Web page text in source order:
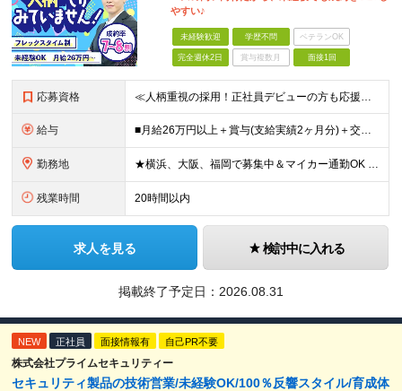
やすい♪
未経験歓迎 学歴不問 ベテランOK
完全週休2日 賞与複数月 面接1回
応募資格 ≪人柄重視の採用！正社員デビューの方も応援◎≫ ★フリーターの方、転職回数なども一切不問 ■未経験OK ■学歴不問 ■普通自動車免許をお持ちの方（AT限定可） ≪こんな方にピッタリです！≫ ◎未経験
給与 ■月給26万円以上＋賞与(支給実績2ヶ月分)＋交通費 ★6月からはチームインセンティブも新たに導入予定！ ※スキル・経験を考慮の上、決定いたします ※上記には見込み残業代2万円以上（24時間分）を含
勤務地 ★横浜、大阪、福岡で募集中＆マイカー通勤OK ★転勤はありません ★希望の勤務地に配属します 【本社】 神奈川県横浜市戸塚区矢部町65 イェルコローレビル1F 【大阪オフィス】 大阪府大阪市北区池
残業時間 20時間以内
求人を見る 検討中に入れる
掲載終了予定日： 2026.08.31
NEW 正社員 面接情報有 自己PR不要
株式会社プライムセキュリティー
セキュリティ製品の技術営業/未経験OK/100％反響スタイル/育成体